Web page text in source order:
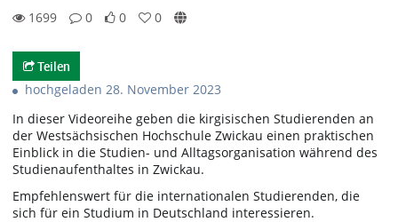
1699
0
0
0
Teilen
hochgeladen 28. November 2023
In dieser Videoreihe geben die kirgisischen Studierenden an
der Westsächsischen Hochschule Zwickau einen praktischen
Einblick in die Studien- und Alltagsorganisation während des
Studienaufenthaltes in Zwickau.
Empfehlenswert für die internationalen Studierenden, die
sich für ein Studium in Deutschland interessieren.